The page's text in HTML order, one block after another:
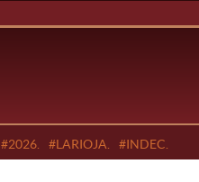
#2026. #LARIOJA. #INDEC.